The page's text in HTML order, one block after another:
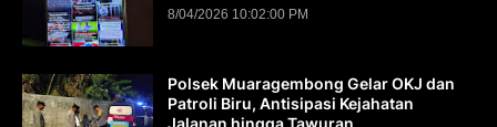
8/04/2026 10:02:00 PM
Polsek Muaragembong Gelar OKJ dan
Patroli Biru, Antisipasi Kejahatan
Jalanan hingga Tawuran